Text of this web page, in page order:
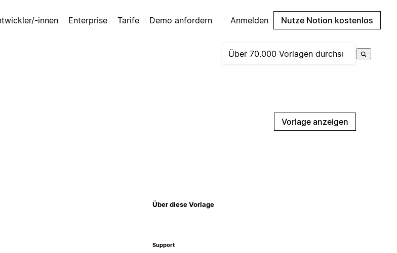
innen Enterprise Tarife Demo anfordern Anmelden Nutze Notion kostenlos
Vorlage anzeigen
Über diese Vorlage
Support